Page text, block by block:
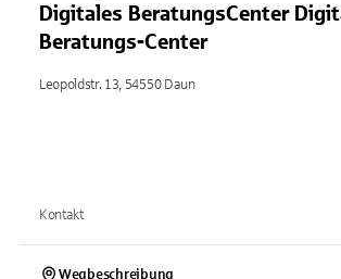
Digitales BeratungsCenter
Beratungs-Center
Leopoldstr. 13, 54550 Daun
Kontakt
Wegbeschreibung